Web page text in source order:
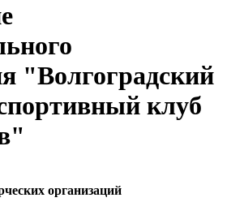
"Волгоградский
клуб
организаций